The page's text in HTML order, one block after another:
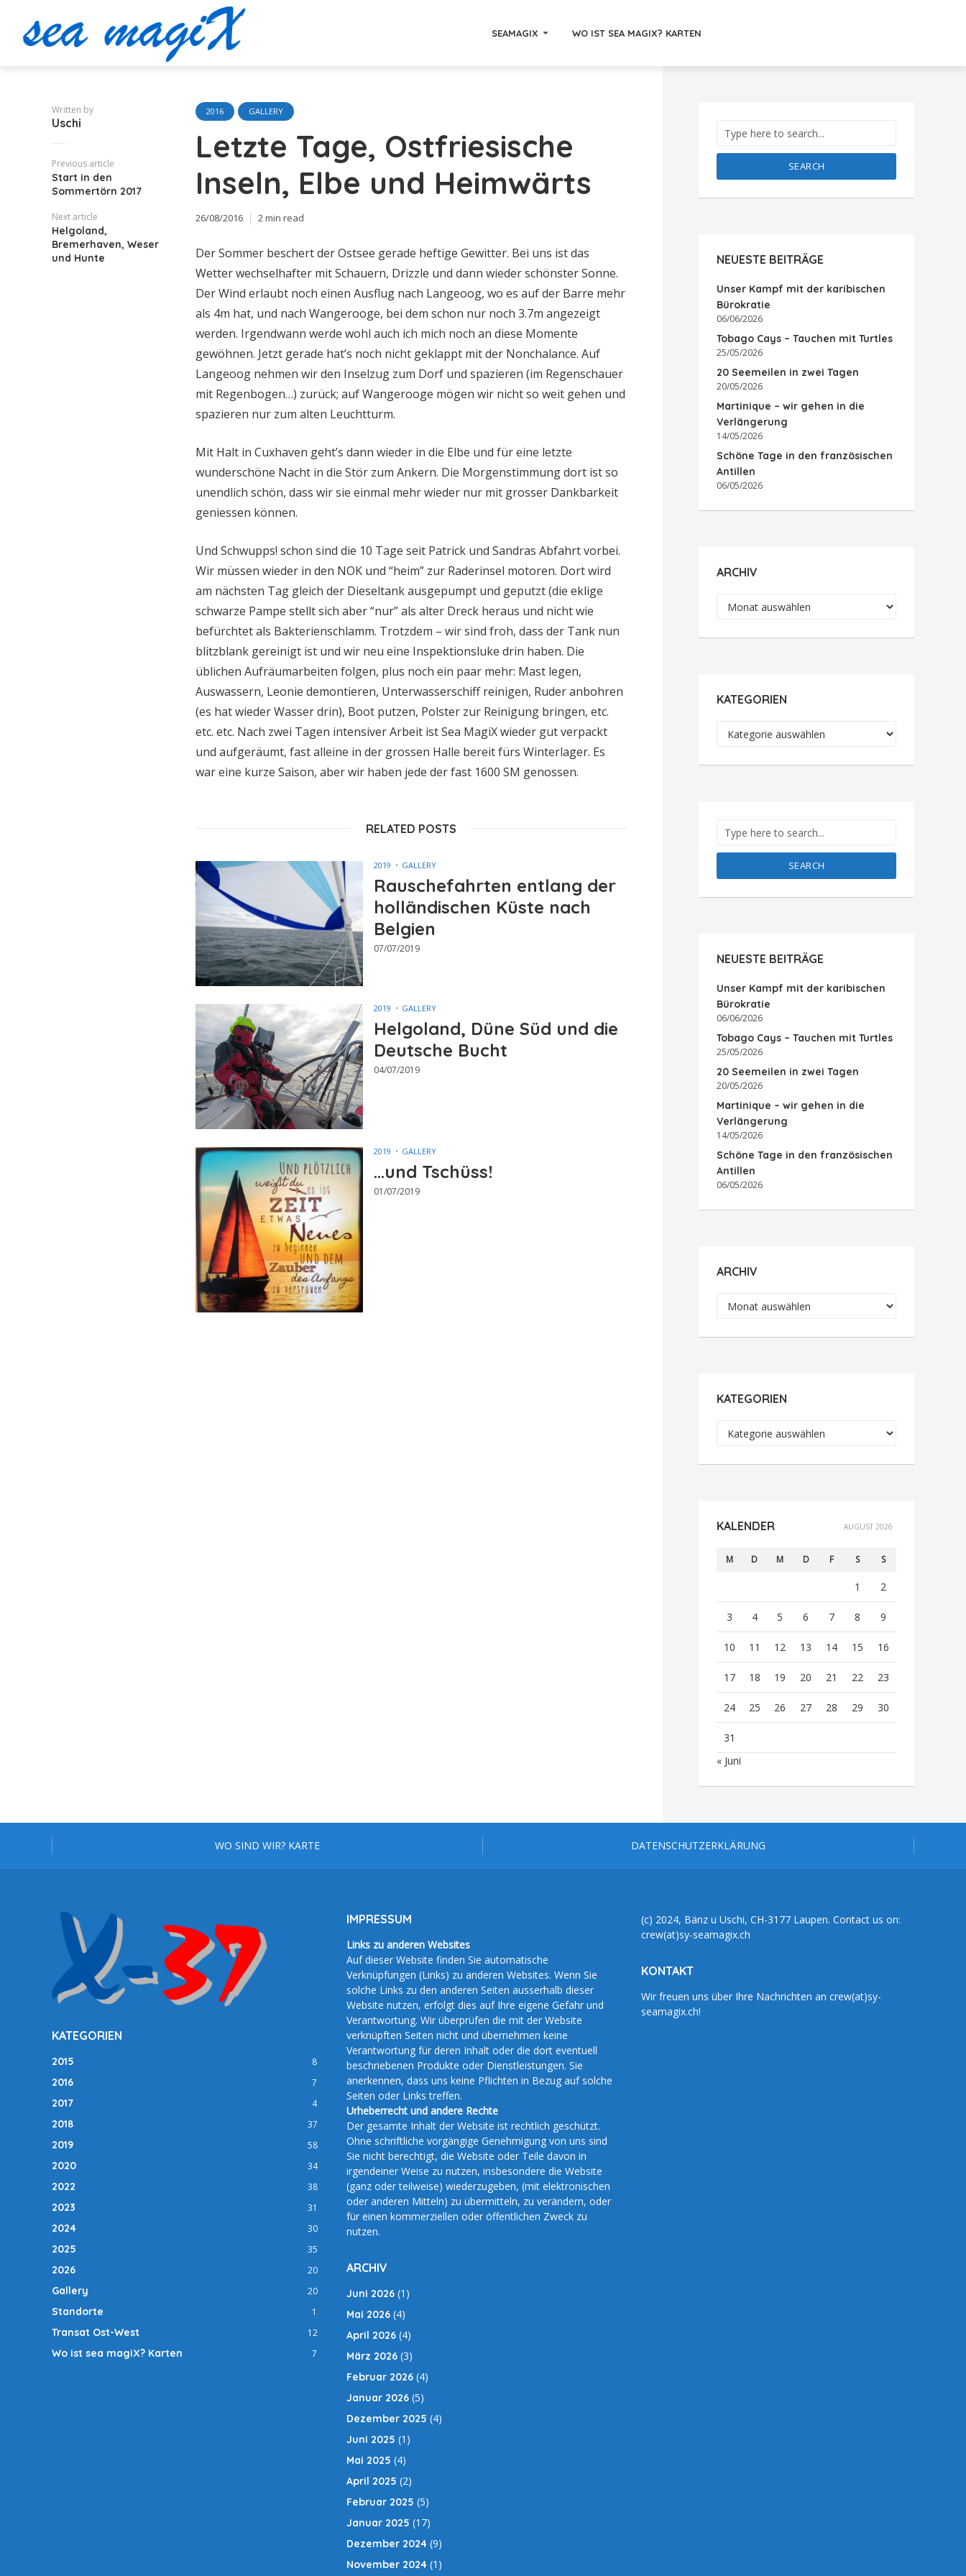
SEAMAGIX WO IST SEA MAGIX? KARTEN
Written by
Uschi
Previous article
Start in den
Sommertörn 2017
Next article
Helgoland,
Bremerhaven, Weser
und Hunte
2016 GALLERY
Letzte Tage, Ostfriesische
Inseln, Elbe und Heimwärts
26/08/2016 2 min read
Der Sommer beschert der Ostsee gerade heftige Gewitter. Bei uns ist das
Wetter wechselhafter mit Schauern, Drizzle und dann wieder schönster Sonne.
Der Wind erlaubt noch einen Ausflug nach Langeoog, wo es auf der Barre mehr
als 4m hat, und nach Wangerooge, bei dem schon nur noch 3.7m angezeigt
werden. Irgendwann werde wohl auch ich mich noch an diese Momente
gewöhnen. Jetzt gerade hat’s noch nicht geklappt mit der Nonchalance. Auf
Langeoog nehmen wir den Inselzug zum Dorf und spazieren (im Regenschauer
mit Regenbogen…) zurück; auf Wangerooge mögen wir nicht so weit gehen und
spazieren nur zum alten Leuchtturm.
Mit Halt in Cuxhaven geht’s dann wieder in die Elbe und für eine letzte
wunderschöne Nacht in die Stör zum Ankern. Die Morgenstimmung dort ist so
unendlich schön, dass wir sie einmal mehr wieder nur mit grosser Dankbarkeit
geniessen können.
Und Schwupps! schon sind die 10 Tage seit Patrick und Sandras Abfahrt vorbei.
Wir müssen wieder in den NOK und “heim” zur Raderinsel motoren. Dort wird
am nächsten Tag gleich der Dieseltank ausgepumpt und geputzt (die eklige
schwarze Pampe stellt sich aber “nur” als alter Dreck heraus und nicht wie
befürchtet als Bakterienschlamm. Trotzdem – wir sind froh, dass der Tank nun
blitzblank gereinigt ist und wir neu eine Inspektionsluke drin haben. Die
üblichen Aufräumarbeiten folgen, plus noch ein paar mehr: Mast legen,
Auswassern, Leonie demontieren, Unterwasserschiff reinigen, Ruder anbohren
(es hat wieder Wasser drin), Boot putzen, Polster zur Reinigung bringen, etc.
etc. etc. Nach zwei Tagen intensiver Arbeit ist Sea MagiX wieder gut verpackt
und aufgeräumt, fast alleine in der grossen Halle bereit fürs Winterlager. Es
war eine kurze Saison, aber wir haben jede der fast 1600 SM genossen.
RELATED POSTS
2019 GALLERY
Rauschefahrten entlang der
holländischen Küste nach
Belgien
07/07/2019
2019 GALLERY
Helgoland, Düne Süd und die
Deutsche Bucht
04/07/2019
2019 GALLERY
…und Tschüss!
01/07/2019
SEARCH
NEUESTE BEITRÄGE
Unser Kampf mit der karibischen
Bürokratie
06/06/2026
Tobago Cays – Tauchen mit Turtles
25/05/2026
20 Seemeilen in zwei Tagen
20/05/2026
Martinique – wir gehen in die
Verlängerung
14/05/2026
Schöne Tage in den französischen
Antillen
06/05/2026
ARCHIV
Archiv
KATEGORIEN
SEARCH
NEUESTE BEITRÄGE
Unser Kampf mit der karibischen
Bürokratie
06/06/2026
Tobago Cays – Tauchen mit Turtles
25/05/2026
20 Seemeilen in zwei Tagen
20/05/2026
Martinique – wir gehen in die
Verlängerung
14/05/2026
Schöne Tage in den französischen
Antillen
06/05/2026
ARCHIV
Archiv
KATEGORIEN
KALENDER AUGUST 2026
M D M D F S S
1 2
3 4 5 6 7 8 9
10 11 12 13 14 15 16
17 18 19 20 21 22 23
24 25 26 27 28 29 30
31
« Juni
WO SIND WIR? KARTE DATENSCHUTZERKLÄRUNG
KATEGORIEN
2015 8
2016 7
2017 4
2018 37
2019 58
2020 34
2022 38
2023 31
2024 30
2025 35
2026 20
Gallery 20
Standorte 1
Transat Ost-West 12
Wo ist sea magiX? Karten 7
IMPRESSUM
Links zu anderen Websites
Auf dieser Website finden Sie automatische
Verknüpfungen (Links) zu anderen Websites. Wenn Sie
solche Links zu den anderen Seiten ausserhalb dieser
Website nutzen, erfolgt dies auf Ihre eigene Gefahr und
Verantwortung. Wir überprüfen die mit der Website
verknüpften Seiten nicht und übernehmen keine
Verantwortung für deren Inhalt oder die dort eventuell
beschriebenen Produkte oder Dienstleistungen. Sie
anerkennen, dass uns keine Pflichten in Bezug auf solche
Seiten oder Links treffen.
Urheberrecht und andere Rechte
Der gesamte Inhalt der Website ist rechtlich geschützt.
Ohne schriftliche vorgängige Genehmigung von uns sind
Sie nicht berechtigt, die Website oder Teile davon in
irgendeiner Weise zu nutzen, insbesondere die Website
(ganz oder teilweise) wiederzugeben, (mit elektronischen
oder anderen Mitteln) zu übermitteln, zu verändern, oder
für einen kommerziellen oder öffentlichen Zweck zu
nutzen.
ARCHIV
Juni 2026 (1)
Mai 2026 (4)
April 2026 (4)
März 2026 (3)
Februar 2026 (4)
Januar 2026 (5)
Dezember 2025 (4)
Juni 2025 (1)
Mai 2025 (4)
April 2025 (2)
Februar 2025 (5)
Januar 2025 (17)
Dezember 2024 (9)
November 2024 (1)
(c) 2024, Bänz u Uschi, CH-3177 Laupen. Contact us on:
crew(at)sy-seamagix.ch
KONTAKT
Wir freuen uns über Ihre Nachrichten an crew(at)sy-
seamagix.ch!